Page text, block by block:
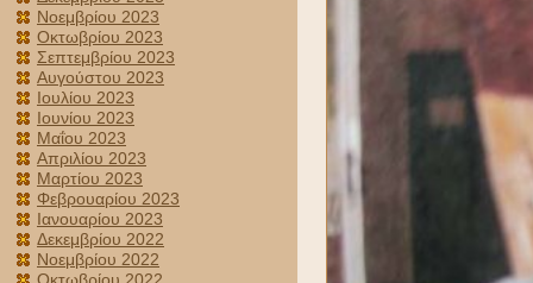
Νοεμβρίου 2023
Οκτωβρίου 2023
Σεπτεμβρίου 2023
Αυγούστου 2023
Ιουλίου 2023
Ιουνίου 2023
Μαΐου 2023
Απριλίου 2023
Μαρτίου 2023
Φεβρουαρίου 2023
Ιανουαρίου 2023
Δεκεμβρίου 2022
Νοεμβρίου 2022